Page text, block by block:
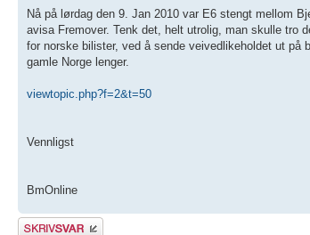
Nå på lørdag den 9. Jan 2010 var E6 stengt mellom
avisa Fremover. Tenk det, helt utrolig, man skulle tro
for norske bilister, ved å sende veivedlikeholdet ut
gamle Norge lenger.
viewtopic.php?f=2&t=50
Vennligst
BmOnline
Skriv et svar